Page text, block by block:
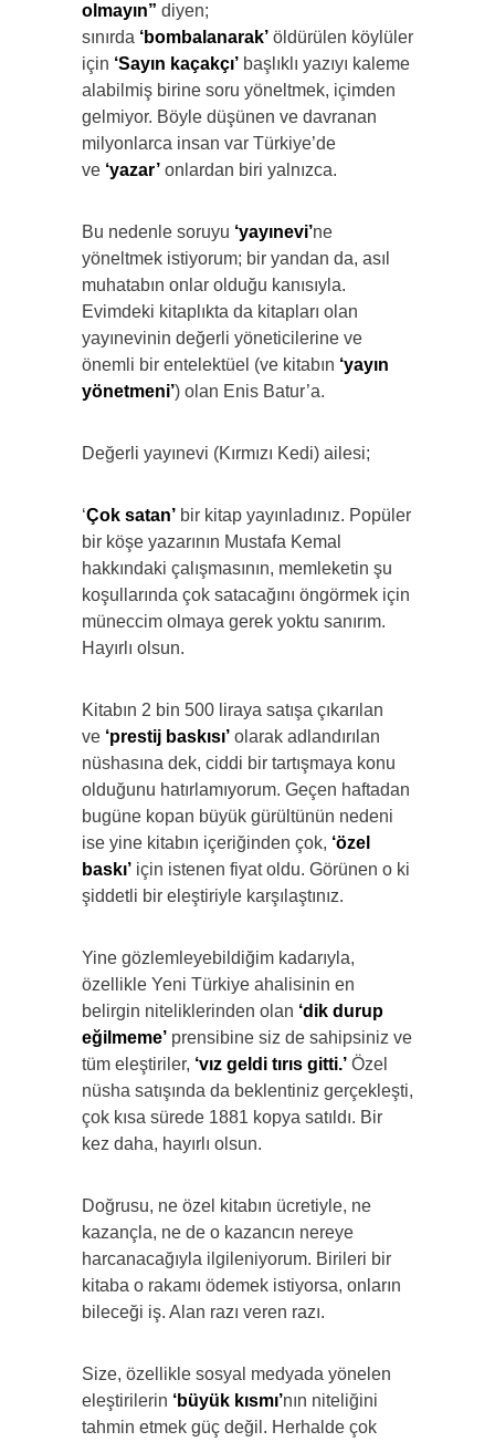
olmayın” diyen;
sınırda ‘bombalanarak’ öldürülen köylüler
için ‘Sayın kaçakçı’ başlıklı yazıyı kaleme
alabilmiş birine soru yöneltmek, içimden
gelmiyor. Böyle düşünen ve davranan
milyonlarca insan var Türkiye’de
ve ‘yazar’ onlardan biri yalnızca.
Bu nedenle soruyu ‘yayınevi’ne
yöneltmek istiyorum; bir yandan da, asıl
muhatabın onlar olduğu kanısıyla.
Evimdeki kitaplıkta da kitapları olan
yayınevinin değerli yöneticilerine ve
önemli bir entelektüel (ve kitabın ‘yayın
yönetmeni’) olan Enis Batur’a.
Değerli yayınevi (Kırmızı Kedi) ailesi;
‘Çok satan’ bir kitap yayınladınız. Popüler
bir köşe yazarının Mustafa Kemal
hakkındaki çalışmasının, memleketin şu
koşullarında çok satacağını öngörmek için
müneccim olmaya gerek yoktu sanırım.
Hayırlı olsun.
Kitabın 2 bin 500 liraya satışa çıkarılan
ve ‘prestij baskısı’ olarak adlandırılan
nüshasına dek, ciddi bir tartışmaya konu
olduğunu hatırlamıyorum. Geçen haftadan
bugüne kopan büyük gürültünün nedeni
ise yine kitabın içeriğinden çok, ‘özel
baskı’ için istenen fiyat oldu. Görünen o ki
şiddetli bir eleştiriyle karşılaştınız.
Yine gözlemleyebildiğim kadarıyla,
özellikle Yeni Türkiye ahalisinin en
belirgin niteliklerinden olan ‘dik durup
eğilmeme’ prensibine siz de sahipsiniz ve
tüm eleştiriler, ‘vız geldi tırıs gitti.’ Özel
nüsha satışında da beklentiniz gerçekleşti,
çok kısa sürede 1881 kopya satıldı. Bir
kez daha, hayırlı olsun.
Doğrusu, ne özel kitabın ücretiyle, ne
kazançla, ne de o kazancın nereye
harcanacağıyla ilgileniyorum. Birileri bir
kitaba o rakamı ödemek istiyorsa, onların
bileceği iş. Alan razı veren razı.
Size, özellikle sosyal medyada yönelen
eleştirilerin ‘büyük kısmı’nın niteliğini
tahmin etmek güç değil. Herhalde çok